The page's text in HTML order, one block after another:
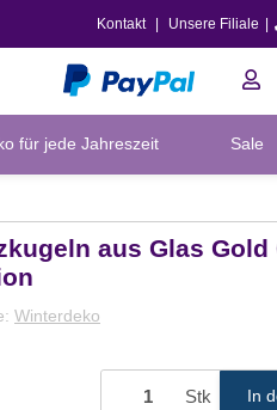
Kontakt Unsere Filiale
für jede Jahreszeit Sale
aus Glas Gold
Winterdeko
Stk In